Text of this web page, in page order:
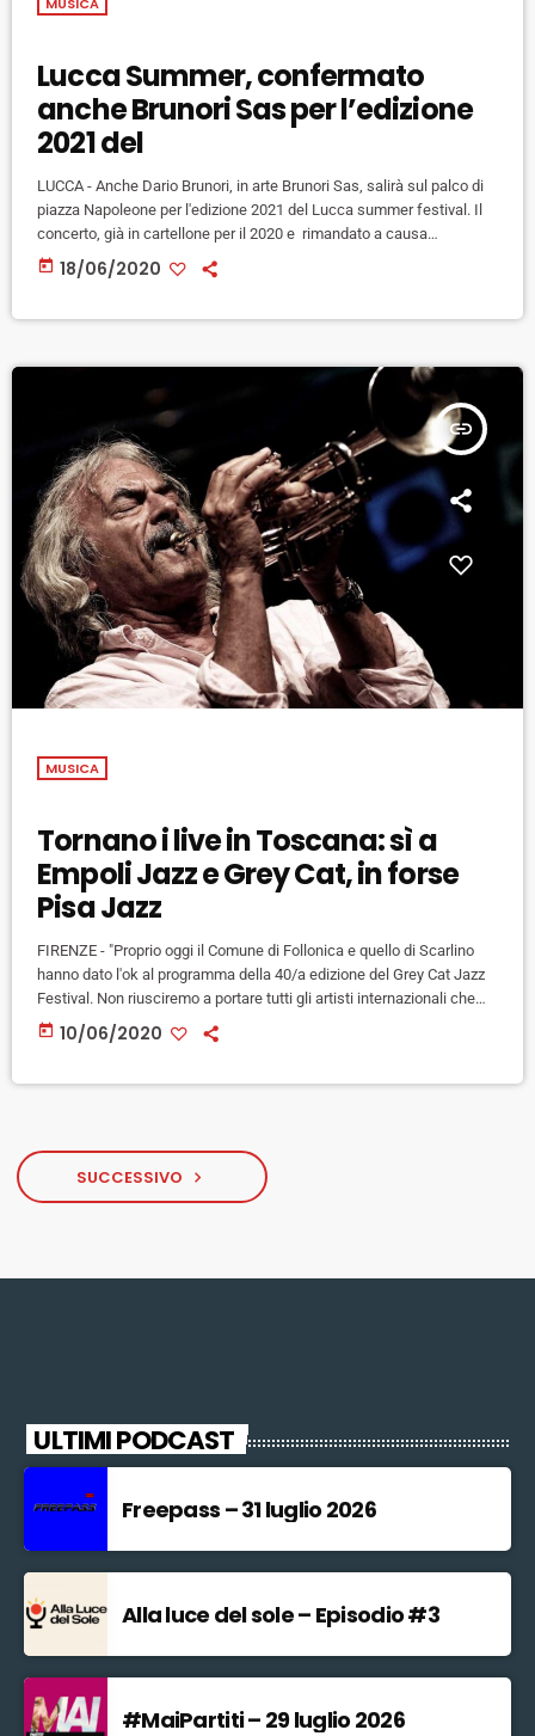
Lucca Summer, confermato
anche Brunori Sas per l’edizione
2021 del
LUCCA - Anche Dario Brunori, in arte Brunori Sas, salirà sul palco di
piazza Napoleone per l'edizione 2021 del Lucca summer festival. Il
concerto, già in cartellone per il 2020 e rimandato a causa
dell'emergenza sanitaria, si terrà il 25 luglio. I biglietti di quest'anno
rimarranno validi per l'anno prossimo. La conferma del cantautore
today 18/06/2020
insert_link
MUSICA
Tornano i live in Toscana: sì a
Empoli Jazz e Grey Cat, in forse
Pisa Jazz
FIRENZE - "Proprio oggi il Comune di Follonica e quello di Scarlino
hanno dato l'ok al programma della 40/a edizione del Grey Cat Jazz
Festival. Non riusciremo a portare tutti gli artisti internazionali che
avremmo voluto, ma ci saranno alcuni dei nomi italiani più in vista
del momento: Enrico Rava, Gianluca Petrella, Francesco Bearzatti,
today 10/06/2020
SUCCESSIVO navigate_next
ULTIMI PODCAST
Freepass – 31 luglio 2026
Alla luce del sole – Episodio #3
#MaiPartiti – 29 luglio 2026